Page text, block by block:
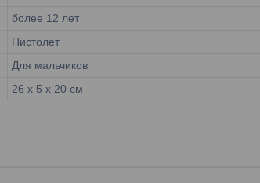
более 12 лет
Пистолет
Для мальчиков
26 x 5 x 20 см